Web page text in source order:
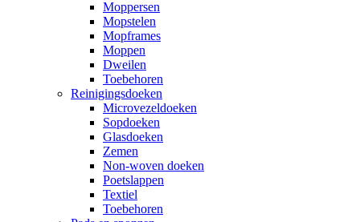
Moppersen
Mopstelen
Mopframes
Moppen
Dweilen
Toebehoren
Reinigingsdoeken
Microvezeldoeken
Sopdoeken
Glasdoeken
Zemen
Non-woven doeken
Poetslappen
Textiel
Toebehoren